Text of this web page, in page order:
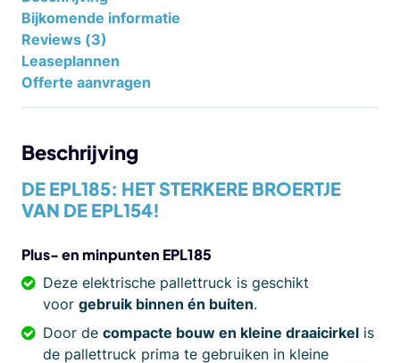
Bijkomende informatie
Reviews (3)
Leaseplannen
Offerte aanvragen
Beschrijving
DE EPL185: HET STERKERE BROERTJE
VAN DE EPL154!
Plus- en minpunten EPL185
Deze elektrische pallettruck is geschikt
voor gebruik binnen én buiten.
Door de compacte bouw en kleine draaicirkel is
de pallettruck prima te gebruiken in kleine